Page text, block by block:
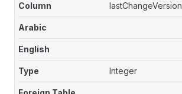
lastChangeVersion
Integer